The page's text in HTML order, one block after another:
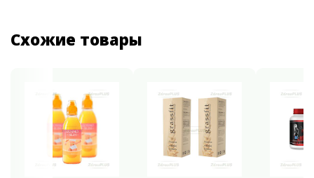
Схожие товары